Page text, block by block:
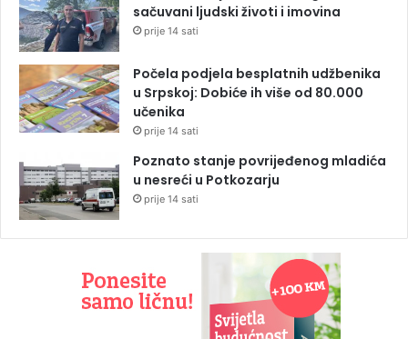
sačuvani ljudski životi i imovina
prije 14 sati
Počela podjela besplatnih udžbenika
u Srpskoj: Dobiće ih više od 80.000
učenika
prije 14 sati
Poznato stanje povrijeđenog mladića
u nesreći u Potkozarju
prije 14 sati